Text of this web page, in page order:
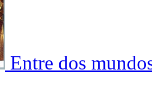
Entre dos